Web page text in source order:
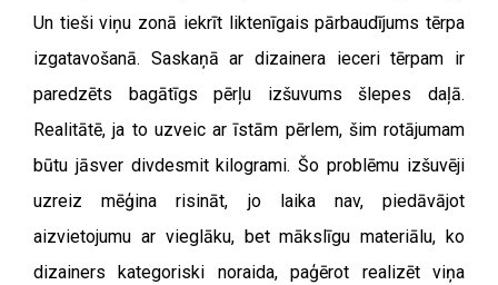
Un tieši viņu zonā iekrīt liktenīgais pārbaudījums tērpa
izgatavošanā. Saskaņā ar dizainera ieceri tērpam ir
paredzēts bagātīgs pērļu izšuvums šlepes daļā.
Realitātē, ja to uzveic ar īstām pērlem, šim rotājumam
būtu jāsver divdesmit kilogrami. Šo problēmu izšuvēji
uzreiz mēģina risināt, jo laika nav, piedāvājot
aizvietojumu ar vieglāku, bet mākslīgu materiālu, ko
dizainers kategoriski noraida, paģērot realizēt viņa